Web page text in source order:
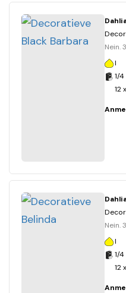
Nein.
I
1/
12
Nein.
I
1/
12